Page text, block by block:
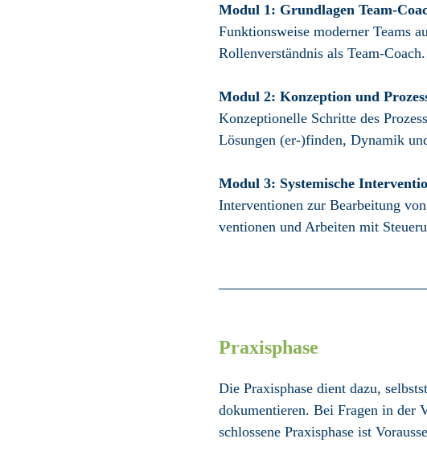
Modul 1: Grundlagen Team-
Funktionsweise moderner Teams
Rollen­verständnis als Team-Coach.
Modul 2: Konzeption und
Konzeptionelle Schritte des
Lösungen (er-)finden, Dynamik
Modul 3: Systemische
Interventionen zur Bearbeitung
ventionen und Arbeiten mit
Praxisphase
Die Praxisphase dient dazu,
dokumentieren. Bei Fragen in der
schlossene Praxis­phase ist